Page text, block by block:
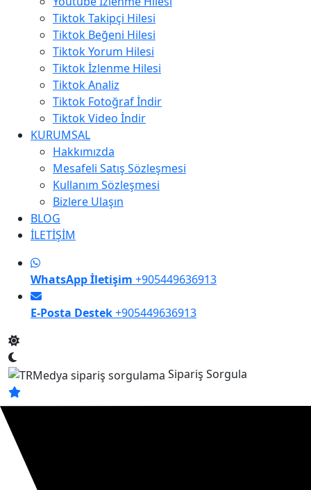
Tiktok Takipçi Hilesi
Tiktok Beğeni Hilesi
Tiktok Yorum Hilesi
Tiktok İzlenme Hilesi
Tiktok Analiz
Tiktok Fotoğraf İndir
Tiktok Video İndir
KURUMSAL
Hakkımızda
Mesafeli Satış Sözleşmesi
Kullanım Sözleşmesi
Bizlere Ulaşın
BLOG
İLETİŞİM
WhatsApp İletişim +905449636913
E-Posta Destek+905449636913
Sipariş Sorgula